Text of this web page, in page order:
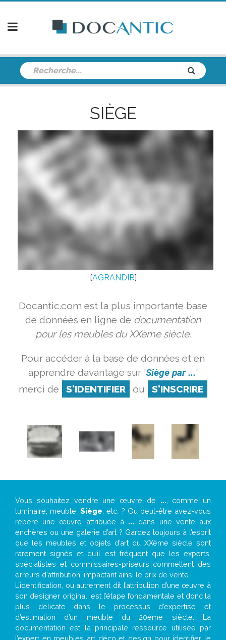
SIÈGE
[AGRANDIR]
Docantic.com est la plus importante base
de données en ligne de documentation
pour les meubles du XXème siècle.
Pour accéder à la base de données et en
apprendre davantage sur 'Siège par ...'
merci de
S'IDENTIFIER ou S'INSCRIRE
Vous souhaitez vendre une œuvre de ..., comme un
luminaire, meuble,Siège , etc. ? Ou peut-être avez-vous
repéré une œuvre attribuée à ... dans une vente aux
enchères ou une galerie d’art ? Gardez toujours à l’esprit
que les meubles et objets d’art du XXème siècle sont
rarement signés et qu’il est fréquent que les experts,
spécialistes et commissaires-priseurs commettent des
erreurs d’attribution, impactant ainsi le prix de vente.
L’identification, ou autrement dit l’attribution d’une œuvre à
son designer original, est l’étape fondamentale et donc la
plus délicate dans le processus d’expertise et
d’estimation d’un meuble du 20ème siècle. La
documentation est la principale ressource utilisée par
l’expert en meubles art déco et design pour identifier le